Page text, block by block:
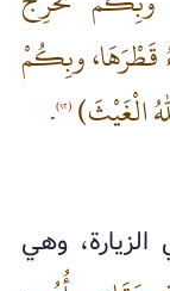
قَطْرَهَا، وبِكُمْ
الْغَيْثَ) (١٢) .
وهي